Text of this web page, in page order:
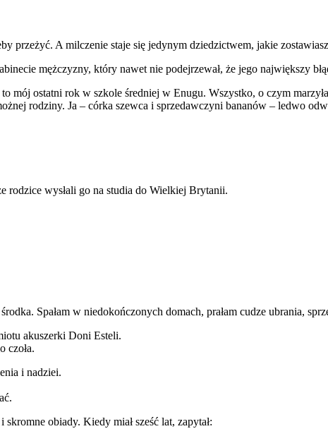
przeżyć. A milczenie staje się jedynym dziedzictwem, jakie
mężczyzny, który nawet nie podejrzewał, że jego największy
mój ostatni rok w szkole średniej w Enugu. Wszystko, o czym
rodziny. Ja – córka szewca i sprzedawczyni bananów – ledwo
rodzice wysłali go na studia do Wielkiej Brytanii.
Spałam w niedokończonych domach, prałam cudze ubrania,
akuszerki Doni Esteli.
czoła.
i nadziei.
obiady. Kiedy miał sześć lat, zapytał: